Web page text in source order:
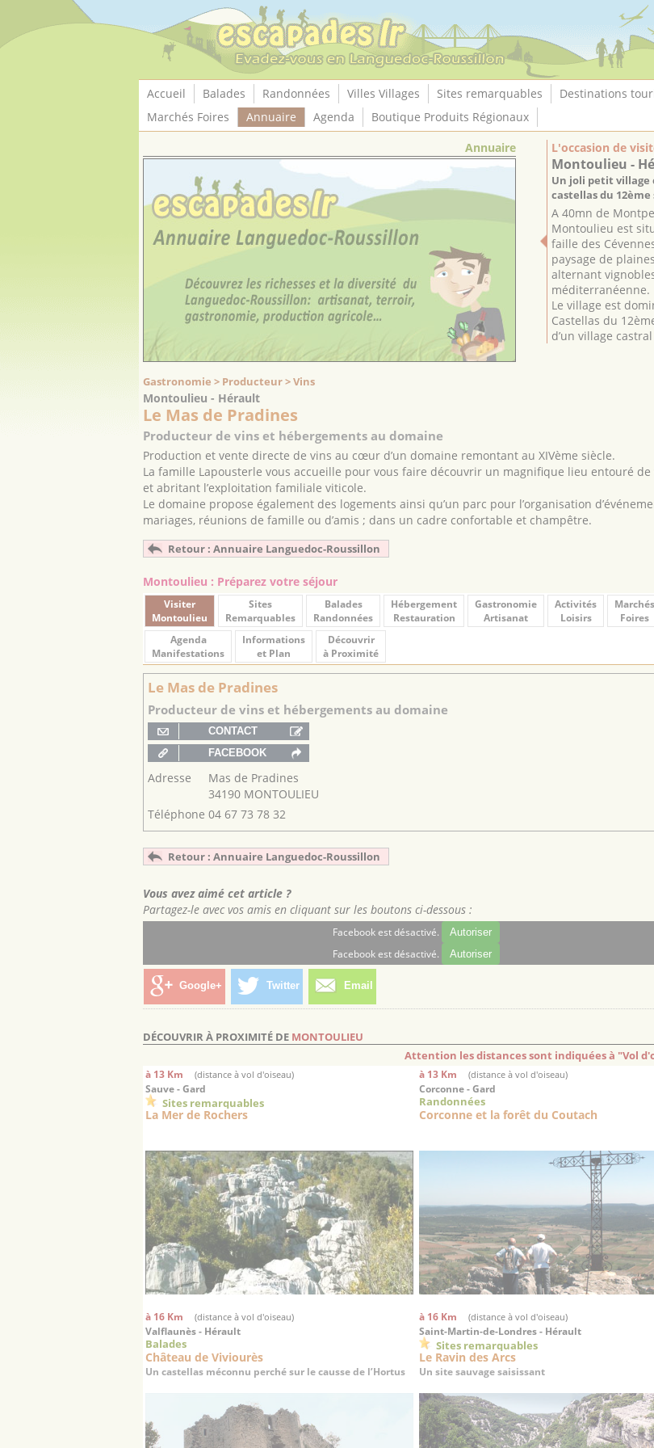
Accueil Balades Randonnées Villes Villages Sites remarquables Destinations
Marchés Foires
Annuaire Agenda
Boutique Produits Régionaux
Annuaire
L'occasion de
Montoulieu -
Un joli petit village
castellas du 12ème
A 40mn de
Montoulieu est
faille des
paysage de
alternant
méditerranéenne.
Le village est
Castellas du
d’un village
Gastronomie > Producteur > Vins
Montoulieu - Hérault
Le Mas de Pradines
Producteur de vins et hébergements au domaine
Production et vente directe de vins au cœur d’un domaine remontant au XIVème siècle.
La famille Lapousterle vous accueille pour vous faire découvrir un magnifique lieu entouré de
et abritant l’exploitation familiale viticole.
Le domaine propose également des logements ainsi qu’un parc pour l’organisation
mariages, réunions de famille ou d’amis ; dans un cadre confortable et champêtre.
Retour : Annuaire Languedoc-Roussillon
Montoulieu : Préparez votre séjour
Visiter
Montoulieu
Sites
Remarquables
Balades
Randonnées
Hébergement
Restauration
Gastronomie
Artisanat
Activités
Loisirs
Marchés
Foires
Agenda
Manifestations
Informations
et Plan
Découvrir
à Proximité
Le Mas de Pradines
Producteur de vins et hébergements au domaine
Adresse
Mas de Pradines
34190 MONTOULIEU
Téléphone 04 67 73 78 32
Retour : Annuaire Languedoc-Roussillon
Vous avez aimé cet article ?
Partagez-le avec vos amis en cliquant sur les boutons ci-dessous :
Facebook est désactivé. Autoriser
Facebook est désactivé. Autoriser
Google+ Twitter Email
DÉCOUVRIR À PROXIMITÉ DE MONTOULIEU
Attention les distances sont indiquées à "Vol
à 13 Km (distance à vol d'oiseau)
Sauve - Gard
Sites remarquables
La Mer de Rochers
à 13 Km (distance à vol d'oiseau)
Corconne - Gard
Randonnées
Corconne et la forêt du Coutach
à 16 Km (distance à vol d'oiseau)
Valflaunès - Hérault
Balades
Château de Viviourès
Un castellas méconnu perché sur le causse de l’Hortus
à 16 Km (distance à vol d'oiseau)
Saint-Martin-de-Londres - Hérault
Sites remarquables
Le Ravin des Arcs
Un site sauvage saisissant
Panneau de gestion des cookies